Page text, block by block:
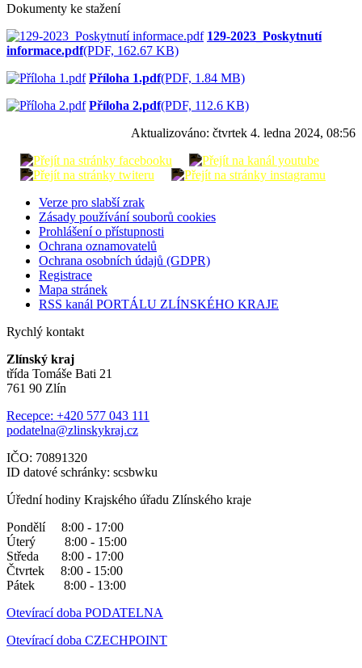
Dokumenty ke stažení
129-2023_Poskytnutí
informace.pdf(PDF, 162.67 KB)
Příloha 1.pdf(PDF, 1.84 MB)
Příloha 2.pdf(PDF, 112.6 KB)
Aktualizováno: čtvrtek 4. ledna 2024, 08:56
Verze pro slabší zrak
Zásady používání souborů cookies
Prohlášení o přístupnosti
Ochrana oznamovatelů
Ochrana osobních údajů (GDPR)
Registrace
Mapa stránek
RSS kanál PORTÁLU ZLÍNSKÉHO KRAJE
Rychlý kontakt
Zlínský kraj
třída Tomáše Bati 21
761 90 Zlín
Recepce: +420 577 043 111
podatelna@zlinskykraj.cz
IČO: 70891320
ID datové schránky: scsbwku
Úřední hodiny Krajského úřadu Zlínského kraje
Pondělí 8:00 - 17:00
Úterý 8:00 - 15:00
Středa 8:00 - 17:00
Čtvrtek 8:00 - 15:00
Pátek 8:00 - 13:00
Otevírací doba PODATELNA
Otevírací doba CZECHPOINT